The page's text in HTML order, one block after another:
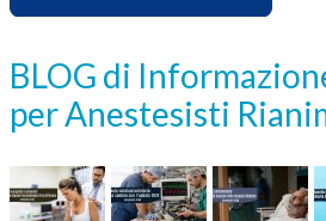
BLOG di
per Anestesisti